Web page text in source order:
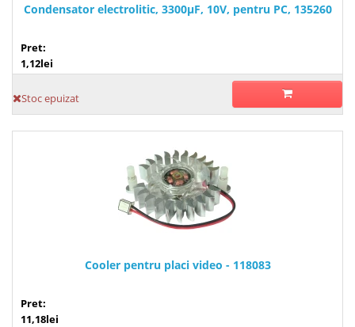
Condensator electrolitic, 3300µF, 10V, pentru PC, 135260
Pret:
1,12lei
Stoc epuizat
Cooler pentru placi video - 118083
Pret:
11,18lei